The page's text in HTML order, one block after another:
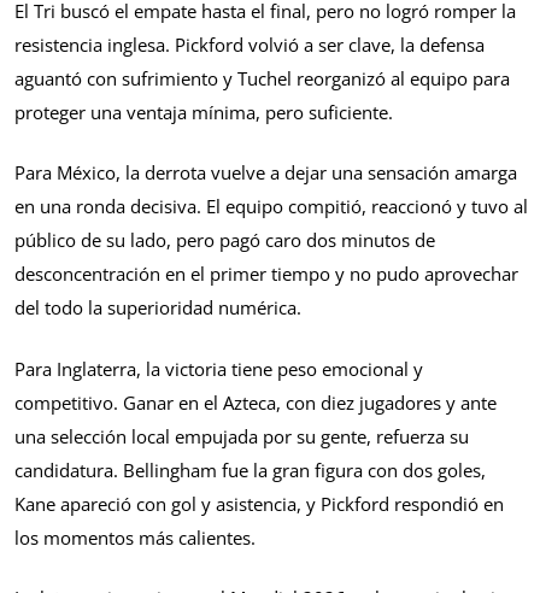
El Tri buscó el empate hasta el final, pero no logró romper la
resistencia inglesa. Pickford volvió a ser clave, la defensa
aguantó con sufrimiento y Tuchel reorganizó al equipo para
proteger una ventaja mínima, pero suficiente.
Para México, la derrota vuelve a dejar una sensación amarga
en una ronda decisiva. El equipo compitió, reaccionó y tuvo al
público de su lado, pero pagó caro dos minutos de
desconcentración en el primer tiempo y no pudo aprovechar
del todo la superioridad numérica.
Para Inglaterra, la victoria tiene peso emocional y
competitivo. Ganar en el Azteca, con diez jugadores y ante
una selección local empujada por su gente, refuerza su
candidatura. Bellingham fue la gran figura con dos goles,
Kane apareció con gol y asistencia, y Pickford respondió en
los momentos más calientes.